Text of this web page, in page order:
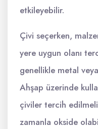
etkileyebilir.
Çivi seçerken,
yere uygun olanı
genellikle metal
Ahşap üzerinde
çiviler tercih
zamanla okside